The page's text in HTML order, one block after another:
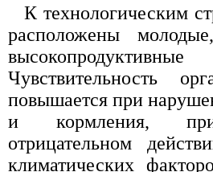
К технологическим
расположены
Чувствительность
повышается при
и кормления,
отрицательном
климатических